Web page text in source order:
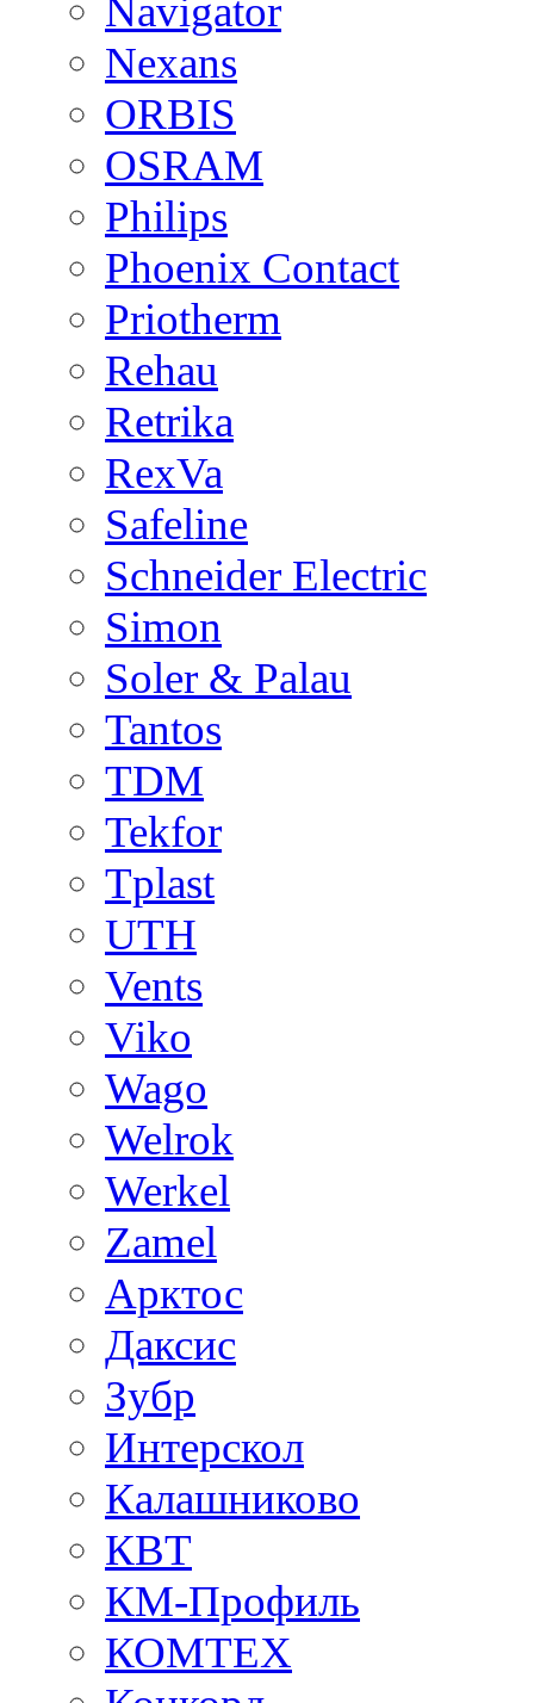
Navigator
Nexans
ORBIS
OSRAM
Philips
Phoenix Contact
Priotherm
Rehau
Retrika
RexVa
Safeline
Schneider Electric
Simon
Soler & Palau
Tantos
TDM
Tekfor
Tplast
UTH
Vents
Viko
Wago
Welrok
Werkel
Zamel
Арктос
Даксис
Зубр
Интерскол
Калашниково
КВТ
КМ-Профиль
КОМТЕХ